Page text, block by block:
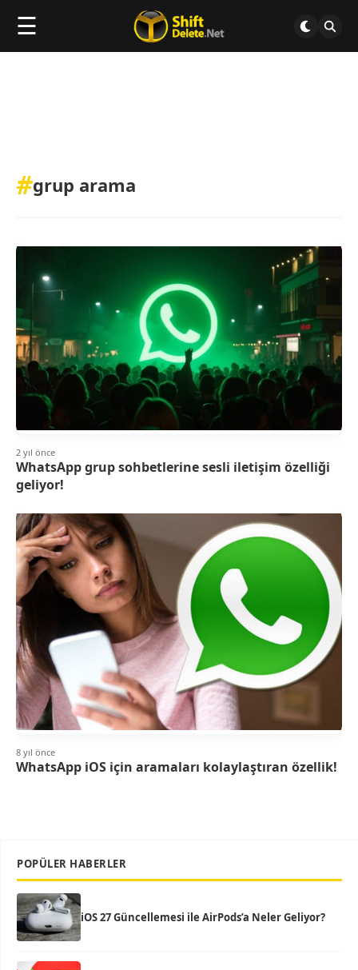
☰
#grup arama
2 yıl önce
WhatsApp grup sohbetlerine sesli iletişim özelliği
geliyor!
8 yıl önce
WhatsApp iOS için aramaları kolaylaştıran özellik!
POPÜLER HABERLER
iOS 27 Güncellemesi ile AirPods’a Neler Geliyor?